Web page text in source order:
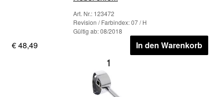
Art. Nr.: 123472
Revision / Farbindex: 07 / H
Gültig ab: 08/2018
€ 48,49 In den Warenkorb
1